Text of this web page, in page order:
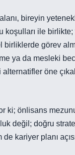
bireyin
koşulları ile
birliklerde görev
ya da mesleki
öne
ki; önlisans
değil; doğru
kariyer planı